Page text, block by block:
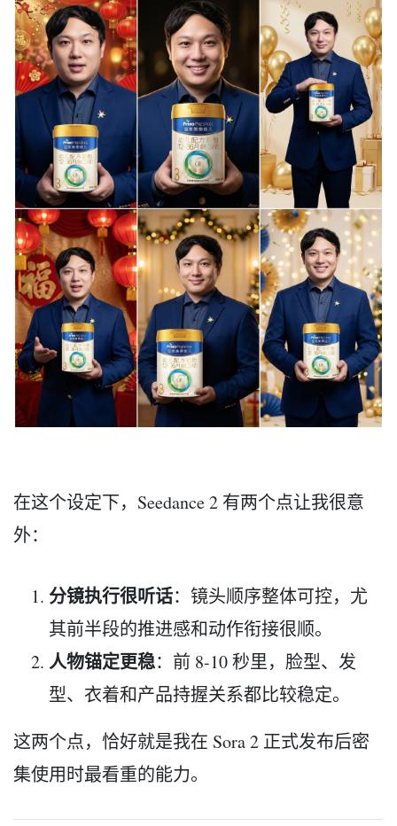
在这个设定下，Seedance 2 有两个点让我很意
外：
分镜执行很听话：镜头顺序整体可控，尤
其前半段的推进感和动作衔接很顺。
人物锚定更稳：前 8-10 秒里，脸型、发
型、衣着和产品持握关系都比较稳定。
这两个点，恰好就是我在 Sora 2 正式发布后密
集使用时最看重的能力。